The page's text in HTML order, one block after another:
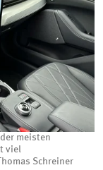
meisten
viel
Schreiner